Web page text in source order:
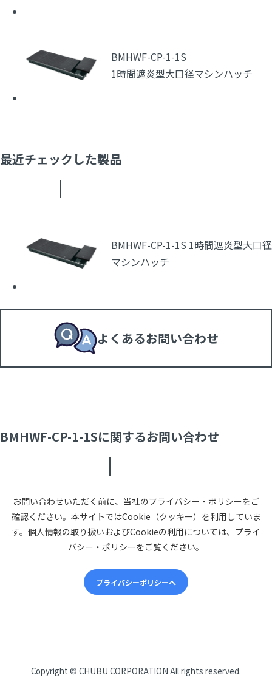
BMHWF-CP-1-1S
1時間遮炎型大口径マシンハッチ
最近チェックした製品
BMHWF-CP-1-1S 1時間遮炎型大口径
マシンハッチ
よくあるお問い合わせ
BMHWF-CP-1-1Sに関するお問い合わせ
お問い合わせいただく前に、当社のプライバシー・ポリシーをご
確認ください。本サイトではCookie（クッキー）を利用していま
す。個人情報の取り扱いおよびCookieの利用については、プライ
バシー・ポリシーをご覧ください。
プライバシーポリシーへ
CHUBUについて
Copyright © CHUBU CORPORATION All rights reserved.